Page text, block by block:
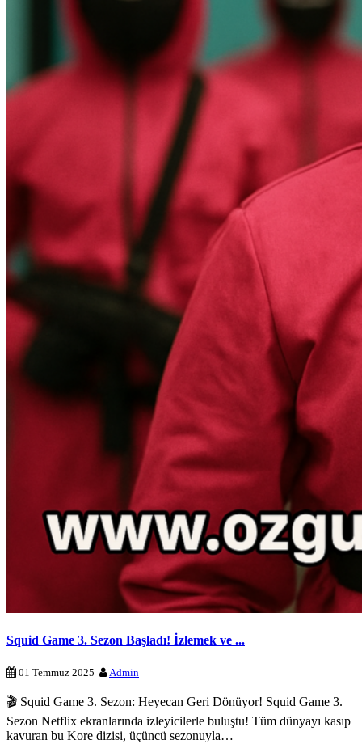
Squid Game 3. Sezon Başladı! İzlemek ve ...
01 Temmuz 2025 Admin
🎬 Squid Game 3. Sezon: Heyecan Geri Dönüyor! Squid Game 3.
Sezon Netflix ekranlarında izleyicilerle buluştu! Tüm dünyayı kasıp
kavuran bu Kore dizisi, üçüncü sezonuyla…